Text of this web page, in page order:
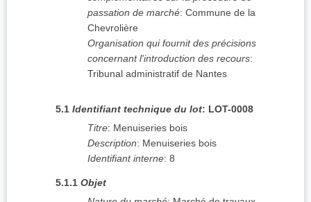
passation de marché: Commune de la
Chevrolière
Organisation qui fournit des précisions
concernant l'introduction des recours:
Tribunal administratif de Nantes
5.1 Identifiant technique du lot: LOT-0008
Titre: Menuiseries bois
Description: Menuiseries bois
Identifiant interne: 8
5.1.1 Objet